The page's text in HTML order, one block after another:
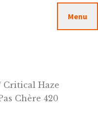
Menu
Critical Haze
Chère 420